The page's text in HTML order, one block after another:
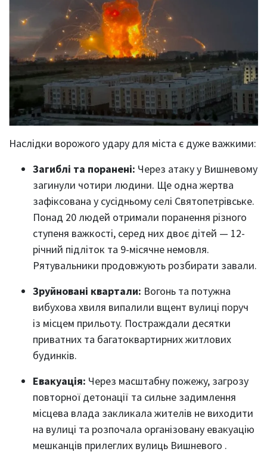
Наслідки ворожого удару для міста є дуже важкими:
Загиблі та поранені: Через атаку у Вишневому
загинули чотири людини. Ще одна жертва
зафіксована у сусідньому селі Святопетрівське.
Понад 20 людей отримали поранення різного
ступеня важкості, серед них двоє дітей — 12-
річний підліток та 9-місячне немовля.
Рятувальники продовжують розбирати завали.
Зруйновані квартали: Вогонь та потужна
вибухова хвиля випалили вщент вулиці поруч
із місцем прильоту. Постраждали десятки
приватних та багатоквартирних житлових
будинків.
Евакуація: Через масштабну пожежу, загрозу
повторної детонації та сильне задимлення
місцева влада закликала жителів не виходити
на вулиці та розпочала організовану евакуацію
мешканців прилеглих вулиць Вишневого .